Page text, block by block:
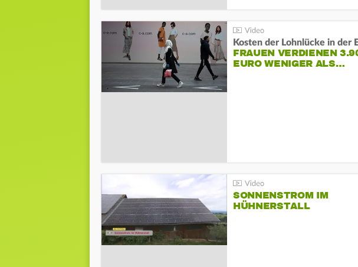
Kosten der Lohnlücke in der
FRAUEN VERDIENEN
EURO WENIGER ALS…
SONNENSTROM IM
HÜHNERSTALL